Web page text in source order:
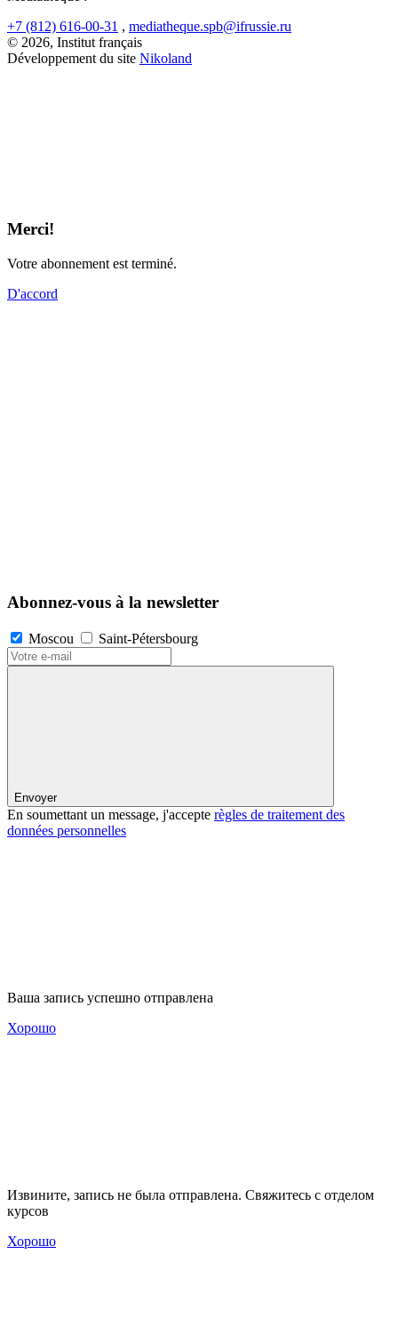
+7 (812) 616-00-31 , mediatheque.spb@ifrussie.ru
© 2026, Institut français
Développement du site Nikoland
Merci!
Votre abonnement est terminé.
D'accord
Abonnez-vous à la newsletter
Moscou Saint-Pétersbourg
Envoyer
En soumettant un message, j'accepte règles de traitement des
données personnelles
Ваша запись успешно отправлена
Хорошо
Извините, запись не была отправлена. Свяжитесь с отделом
курсов
Хорошо